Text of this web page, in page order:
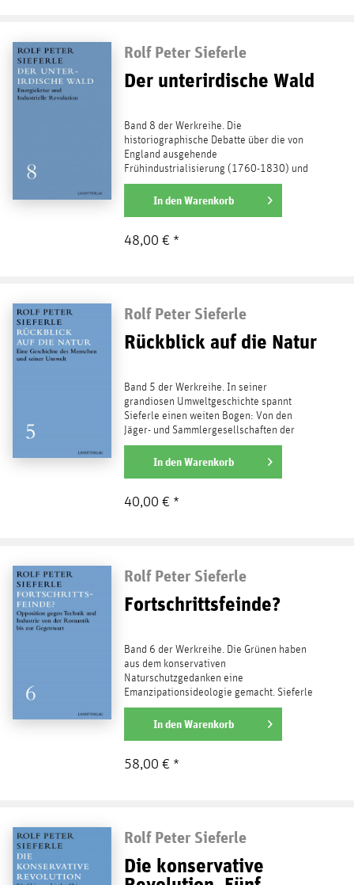
Rolf Peter Sieferle
Der unterirdische Wald
Band 8 der Werkreihe. Die
historiographische Debatte über die von
England ausgehende
Frühindustrialisierung (1760-1830) und
ihre diversen Verläufe in den
Schlüsselstaaten...
weiterlesen
In denWarenkorb
48,00 € *
Rolf Peter Sieferle
Rückblick auf die Natur
Band 5 der Werkreihe. In seiner
grandiosen Umweltgeschichte spannt
Sieferle einen weiten Bogen: Von den
Jäger- und Sammlergesellschaften der
Altsteinzeit über die...
weiterlesen
In denWarenkorb
40,00 € *
Rolf Peter Sieferle
Fortschrittsfeinde?
Band 6 der Werkreihe. Die Grünen haben
aus dem konservativen
Naturschutzgedanken eine
Emanzipationsideologie gemacht. Sieferle
erzählt quellengesättigt, wie es dazu kam,
daß die...In denWarenkorb
58,00 € *
Rolf Peter Sieferle
Die konservative